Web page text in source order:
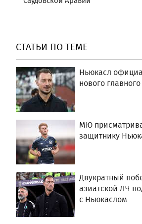
СТАТЬИ ПО ТЕМЕ
Ньюкасл
нового
МЮ
защитнику
Двукратный
азиатской ЛЧ
с Ньюкаслом